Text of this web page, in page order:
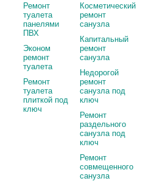
Ремонт
туалета
панелями
ПВХ
Эконом
ремонт
туалета
Ремонт
туалета
плиткой под
ключ
Косметический
ремонт
санузла
Капитальный
ремонт
санузла
Недорогой
ремонт
санузла под
ключ
Ремонт
раздельного
санузла под
ключ
Ремонт
совмещенного
санузла